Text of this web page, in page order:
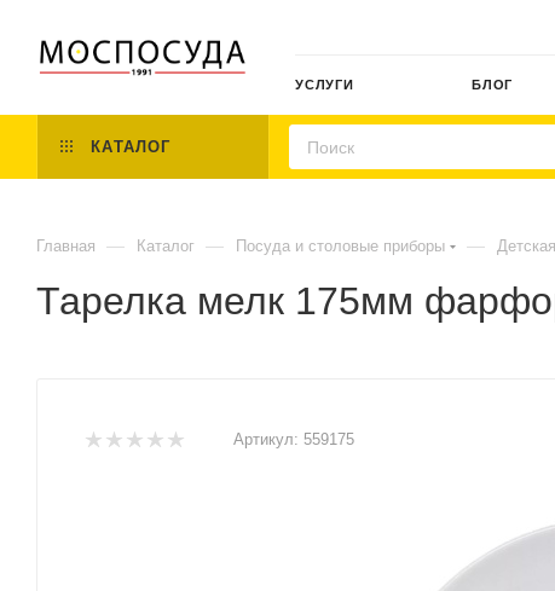
УСЛУГИ БЛОГ
КАТАЛОГ
Главная — Каталог — Посуда и столовые приборы —
Тарелка мелк 175мм
Артикул: 559175